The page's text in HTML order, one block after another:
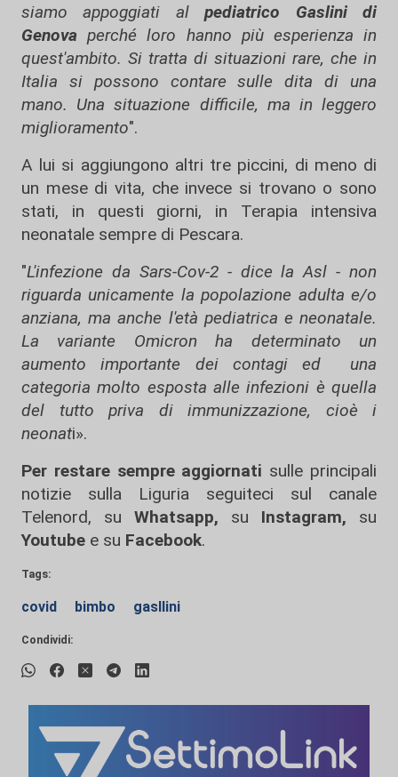
siamo appoggiati alpediatrico Gaslini di
Genova perché loro hanno più esperienza in
quest'ambito. Si tratta di situazioni rare, che in
Italia si possono contare sulle dita di una
mano. Una situazione difficile, ma in leggero
miglioramento".
A lui si aggiungono altri tre piccini, di meno di
un mese di vita, che invece si trovano o sono
stati, in questi giorni, in Terapia intensiva
neonatale sempre di Pescara.
"L'infezione da Sars-Cov-2 - dice la Asl - non
riguarda unicamente la popolazione adulta e/o
anziana, ma anche l'età pediatrica e neonatale.
La variante Omicron ha determinato un
aumento importante dei contagi ed una
categoria molto esposta alle infezioni è quella
del tutto priva di immunizzazione, cioè i
neonati».
Per restare sempre aggiornati sulle principali
notizie sulla Liguria seguiteci sul canale
Telenord, su
Whatsapp, su Instagram, su
Youtube e su Facebook.
Tags:
covid bimbo gasllini
Condividi: